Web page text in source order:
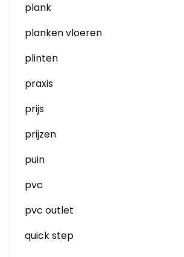
plank
planken vloeren
plinten
praxis
prijs
prijzen
puin
pvc
pvc outlet
quick step